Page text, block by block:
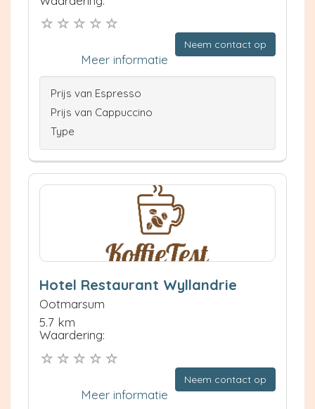
Neem contact op
Meer informatie
Prijs van Espresso
Prijs van Cappuccino
Type
Hotel Restaurant Wyllandrie
Ootmarsum
5.7 km
Waardering:
Neem contact op
Meer informatie